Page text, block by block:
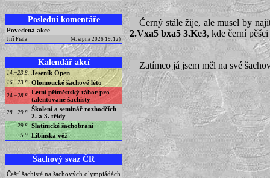
Poslední komentáře
Povedená akce
Jiří Fiala (4. srpna 2026 19:12)
Kalendář akcí
14.−23.8. Jeseník Open
16.−23.8. Olomoucké šachové léto
24.−28.8. Letní příměstský tábor pro
talentované šachisty
28.−29.8. Školení a seminář rozhodčích
2. a 3. třídy
29.8. Slatinické šachobraní
5.9. Libinská věž
Šachový svaz ČR
Čeští šachisté na šachových olympiádách
Černý stále žije, ale musel by
2.Vxa5 bxa5 3.Ke3, kde černí
Zatímco já jsem měl na své